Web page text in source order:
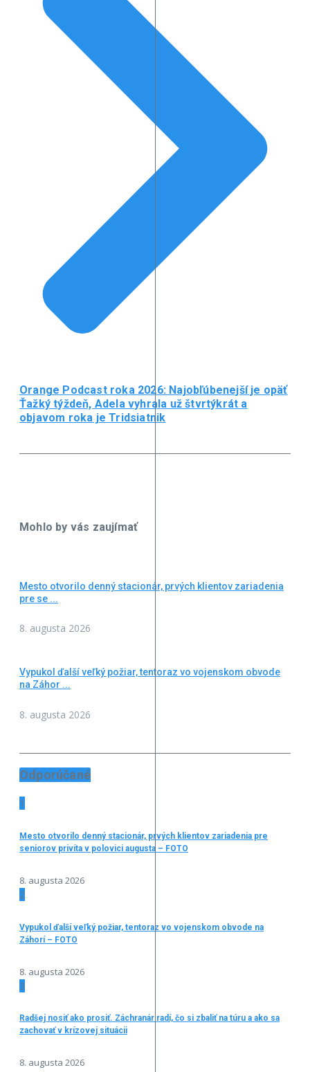
Orange Podcast roka 2026: Najobľúbenejší je opäť
Ťažký týždeň, Adela vyhrala už štvrtýkrát a
objavom roka je Tridsiatnik
Mohlo by vás zaujímať
Mesto otvorilo denný stacionár, prvých klientov zariadenia
pre se ...
8. augusta 2026
Vypukol ďalší veľký požiar, tentoraz vo vojenskom obvode
na Záhor ...
8. augusta 2026
Odporúčané
1
Mesto otvorilo denný stacionár, prvých klientov zariadenia pre
seniorov privíta v polovici augusta – FOTO
8. augusta 2026
2
Vypukol ďalší veľký požiar, tentoraz vo vojenskom obvode na
Záhorí – FOTO
8. augusta 2026
3
Radšej nosiť ako prosiť. Záchranár radí, čo si zbaliť na túru a ako sa
zachovať v krízovej situácii
8. augusta 2026